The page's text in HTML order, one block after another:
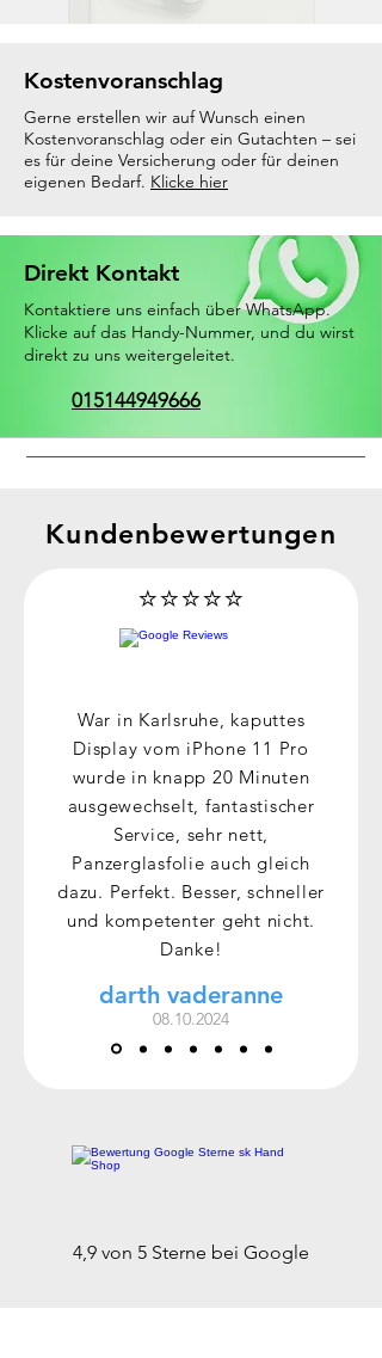
Kostenvoranschlag
Gerne erstellen wir auf Wunsch einen
Kostenvoranschlag oder ein Gutachten – sei
es für deine Versicherung oder für deinen
eigenen Bedarf. Klicke hier
Direkt Kontakt
Kontaktiere uns einfach über WhatsApp.
Klicke auf das Handy-Nummer, und du wirst
direkt zu uns weitergeleitet.
015144949666
Kundenbewertungen
⭐⭐⭐⭐⭐
War in Karlsruhe, kaputtes
Display vom iPhone 11 Pro
wurde in knapp 20 Minuten
ausgewechselt, fantastischer
Service, sehr nett,
Panzerglasfolie auch gleich
dazu. Perfekt. Besser, schneller
und kompetenter geht nicht.
Danke!
darth vaderanne
08.10.2024
4,9 von 5 Sterne bei Google